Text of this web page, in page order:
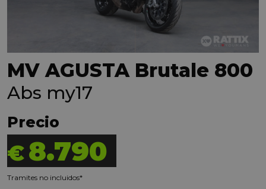
MV AGUSTA Brutale 800
Abs my17
Precio
€8.790
Tramites no incluidos*